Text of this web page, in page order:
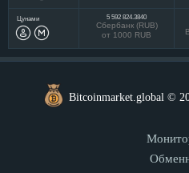
Цунами 5 592 824.3840
Сбербанк (RUB)
от 1000 RUB
Bitcoinmarket.global ©